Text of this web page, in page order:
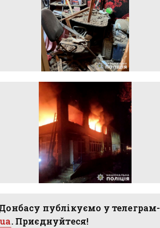
публікуємо у телеграм-
. Приєднуйтеся!